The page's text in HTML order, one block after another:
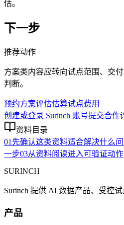
估。
下一步
推荐动作
方案类内容应转向试点范围、交
判断。
预约方案评估估算试点费用
创建或登录 Surinch 账号提交合作
资料目录
01先确认这类资料适合解决什么
一步03从资料阅读进入可验证动作
SURINCH
Surinch 提供 AI 数据产品、受控
产品